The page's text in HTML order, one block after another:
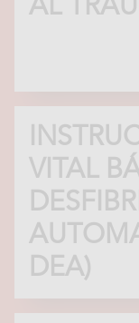
VITAL
DEA)